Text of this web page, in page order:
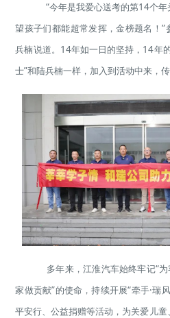
“今年是我爱心送考的第14个年
望孩子们都能超常发挥，金榜题名！”
兵楠说道。14年如一日的坚持，14年
士”和陆兵楠一样，加入到活动中来，传
多年来，江淮汽车始终牢记“为
家做贡献”的使命，持续开展“牵手·
平安行、公益捐赠等活动，为关爱儿